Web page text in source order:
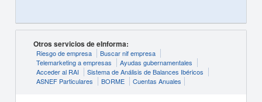
Otros servicios de eInforma:
Riesgo de empresa
Buscar nif empresa
Telemarketing a empresas
Ayudas gubernamentales
Acceder al RAI
Sistema de Análisis de Balances Ibéricos
ASNEF Particulares
BORME Cuentas Anuales